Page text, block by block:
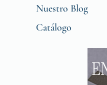
Nuestro Blog
Catálogo